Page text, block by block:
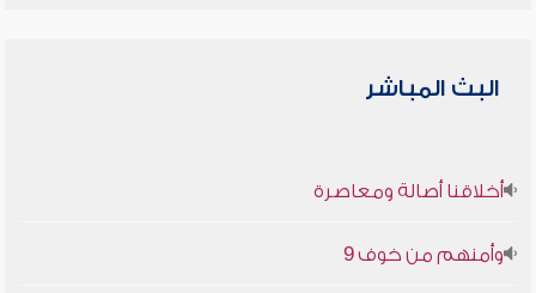
البث المباشر
أخلاقنا أصالة ومعاصرة
وأمنهم من خوف 9